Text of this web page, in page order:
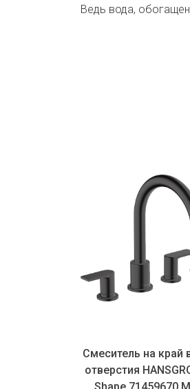
Ведь вода,
Смеситель на край
отверстия